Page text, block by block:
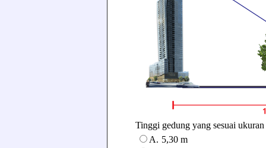
Tinggi gedung yang sesuai
A. 5,30 m